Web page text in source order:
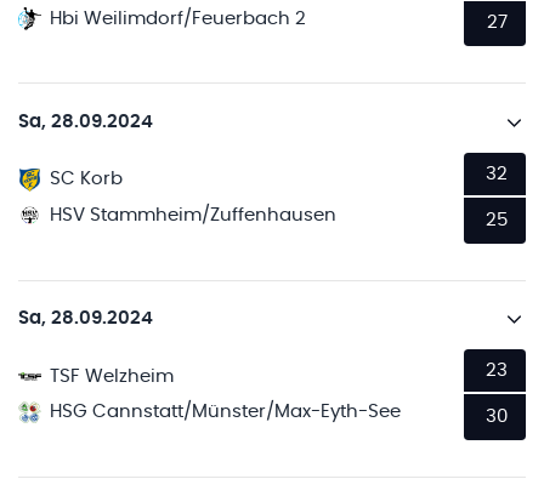
Hbi Weilimdorf/Feuerbach 2
27
Sa, 28.09.2024
SC Korb
HSV Stammheim/Zuffenhausen
32
25
Sa, 28.09.2024
TSF Welzheim
HSG Cannstatt/Münster/Max-Eyth-See
23
30